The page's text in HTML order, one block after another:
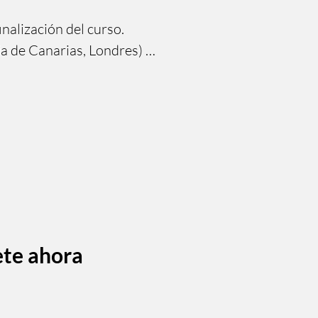
acceder a ellas
teniendo en cuenta
;
del curso.
de Canarias, Londres)
ahora​